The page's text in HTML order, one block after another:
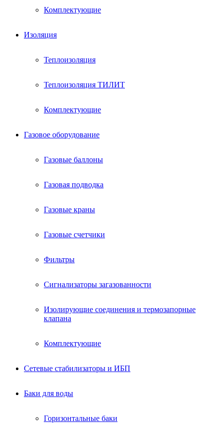
Комплектующие
Изоляция
Теплоизоляция
Теплоизоляция ТИЛИТ
Комплектующие
Газовое оборудование
Газовые баллоны
Газовая подводка
Газовые краны
Газовые счетчики
Фильтры
Сигнализаторы загазованности
Изолирующие соединения и термозапорные
клапана
Комплектующие
Сетевые стабилизаторы и ИБП
Баки для воды
Горизонтальные баки